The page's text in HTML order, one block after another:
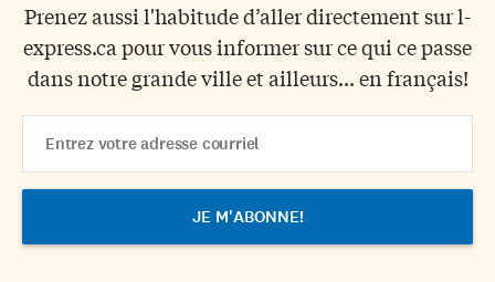
Prenez aussi l'habitude d’aller directement sur l-
express.ca pour vous informer sur ce qui ce passe
dans notre grande ville et ailleurs... en français!
Address